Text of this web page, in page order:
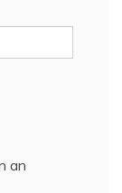
an